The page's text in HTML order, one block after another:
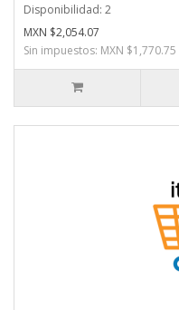
Disponibilidad: 2
MXN $2,054.07
Sin impuestos: MXN $1,770.75